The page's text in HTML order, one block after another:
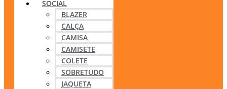
SOCIAL
BLAZER
CALÇA
CAMISA
CAMISETE
COLETE
SOBRETUDO
JAQUETA